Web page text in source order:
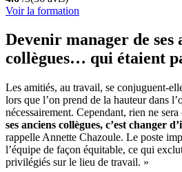
Voir la formation
Devenir manager de ses
collègues… qui étaient
Les amitiés, au travail, se conjuguent-
lors que l’on prend de la hauteur dans
nécessairement. Cependant, rien ne
ses anciens collègues, c’est changer
rappelle Annette Chazoule. Le poste
l’équipe de façon équitable, ce qui
privilégiés sur le lieu de travail. »